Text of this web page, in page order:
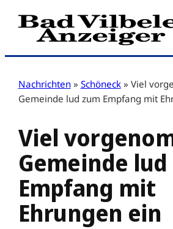
Zum
Inhalt
Nachrichten » Schöneck » Viel
Gemeinde lud zum Empfang mit
Viel
Gemeinde lud
Empfang mit
Ehrungen ein